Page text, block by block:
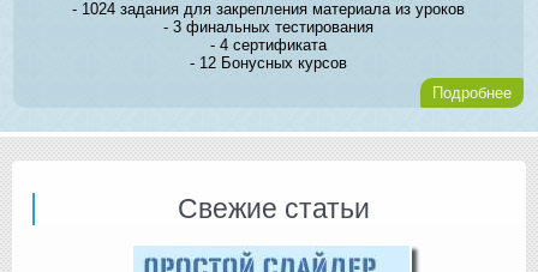
- 1024 задания для закрепления материала из уроков
- 3 финальных тестирования
- 4 сертификата
- 12 Бонусных курсов
Подробнее
Свежие статьи